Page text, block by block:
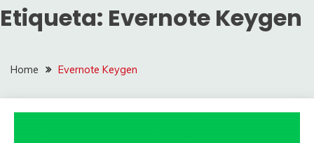
Etiqueta: Evernote Keygen
Home Evernote Keygen